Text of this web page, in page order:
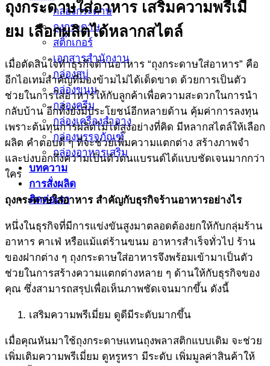
กล่องกระดาษ
ถุงกระดาษ
สติ๊กเกอร์
เอกสารสำนักงาน
กล่องสบู่
กล่องขนม
กล่องครีม
กล่องเครื่องสำอาง
กล่องบรรจุภัณฑ์
กล่องอาหารเสริม
บทความ
การสั่งผลิด
ติดต่อเรา
ถุงกระดาษใส่อาหาร เสริมความพรีเมี่
ยม เลือกผลิตได้หลากสไตล์
เมื่อตัดสินใจทำธุรกิจด้านอาหาร “ถุงกระดาษใส่อาหาร” คือ
อีกไอเทมสำคัญที่มองข้ามไม่ได้เด็ดขาด ด้วยการเป็นตัว
ช่วยในการใส่อาหารให้กับลูกค้าเพื่อความสะดวกในการนำ
กลับบ้าน อีกทั้งยังมีประโยชน์อีกหลายด้าน คุ้มค่าการลงทุน
เพราะต้นทุนการผลิตไม่ได้สูงอย่างที่คิด มีหลากสไตล์ให้เลือก
ผลิต คำตอบดี ๆ ที่จะช่วยเพิ่มความแตกต่าง สร้างภาพจำ
และบ่งบอกถึงความเป็นตัวตนแบรนด์ได้แบบชัดเจนมากกว่า
ใคร
ถุงกระดาษใส่อาหารสำคัญกับธุรกิจร้านอาหารอย่างไร
หนึ่งในธุรกิจที่มีการแข่งขันสูงมาตลอดต้องยกให้กับกลุ่มร้าน
อาหาร คาเฟ่ หรือแม้แต่ร้านขนม อาหารสำเร็จทั่วไป ร้าน
ของฝากต่าง ๆ ถุงกระดาษใส่อาหารจึงพร้อมเข้ามาเป็นตัว
ช่วยในการสร้างความแตกต่างหลาย ๆ ด้านให้กับธุรกิจของ
คุณ ซึ่งสามารถสรุปเพื่อเห็นภาพชัดเจนมากขึ้น ดังนี้
เสริมความพรีเมี่ยม ดูดีมีระดับมากขึ้น
เมื่อคุณหันมาใช้ถุงกระดาษแทนถุงพลาสติกแบบเดิม จะช่วย
เพิ่มเติมความพรีเมี่ยม ดูหรูหรา มีระดับ เพิ่มมูลค่าสินค้าให้